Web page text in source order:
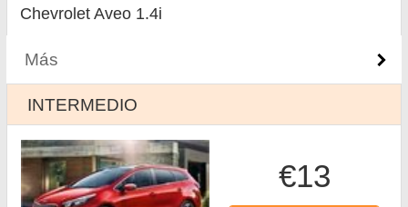
Chevrolet Aveo 1.4i
Más
INTERMEDIO
€13